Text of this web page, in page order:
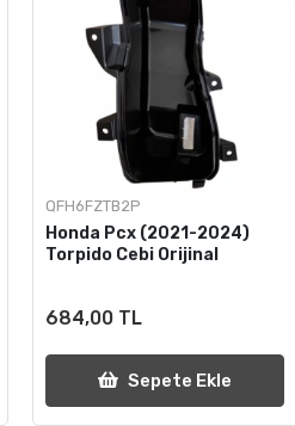
QFH6FZTB2P
Honda Pcx (2021-2024)
Torpido Cebi Orijinal
684,00 TL
Sepete Ekle